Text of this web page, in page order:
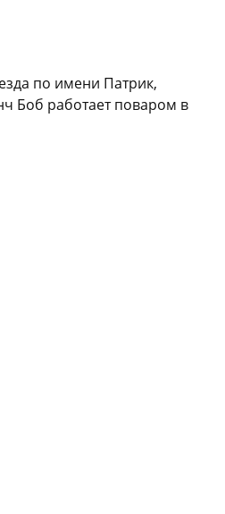
по имени Патрик,
Боб работает поваром в